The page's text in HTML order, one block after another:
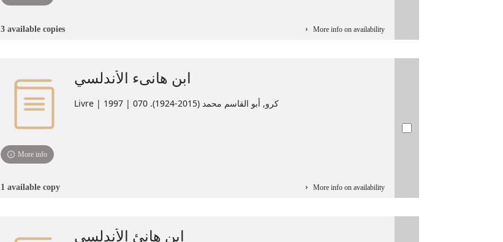
3 available copies More info on availability
ابن هانىء الأندلسي
Livre | كرو, أبو القاسم محمد (2015-1924). 070 | 1997
More info
1 available copy More info on availability
ابن هانئ الأندلسي